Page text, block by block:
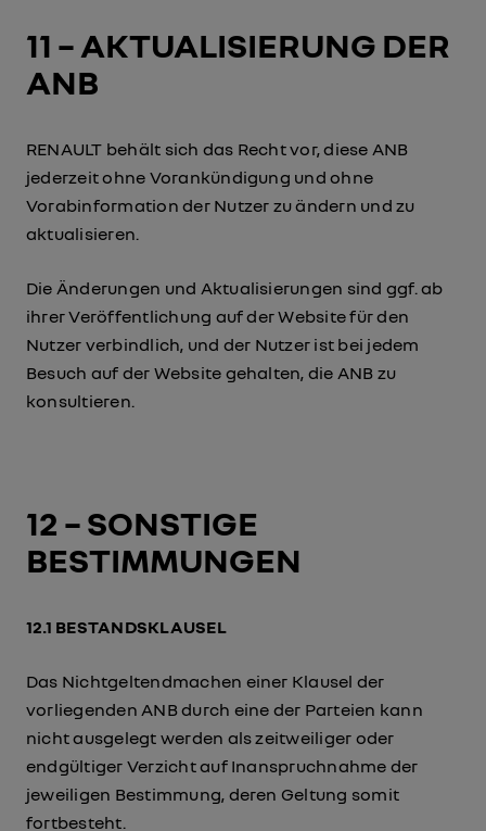
11 – AKTUALISIERUNG DER
ANB
RENAULT behält sich das Recht vor, diese ANB
jederzeit ohne Vorankündigung und ohne
Vorabinformation der Nutzer zu ändern und zu
aktualisieren.
Die Änderungen und Aktualisierungen sind ggf. ab
ihrer Veröffentlichung auf der Website für den
Nutzer verbindlich, und der Nutzer ist bei jedem
Besuch auf der Website gehalten, die ANB zu
konsultieren.
12 – SONSTIGE
BESTIMMUNGEN
12.1 BESTANDSKLAUSEL
Das Nichtgeltendmachen einer Klausel der
vorliegenden ANB durch eine der Parteien kann
nicht ausgelegt werden als zeitweiliger oder
endgültiger Verzicht auf Inanspruchnahme der
jeweiligen Bestimmung, deren Geltung somit
fortbesteht.